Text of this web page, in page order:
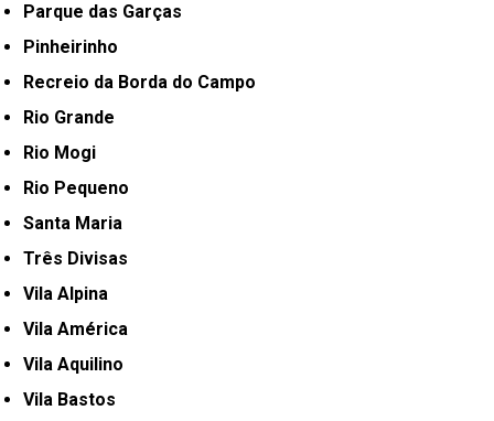
Parque das Garças
Pinheirinho
Recreio da Borda do Campo
Rio Grande
Rio Mogi
Rio Pequeno
Santa Maria
Três Divisas
Vila Alpina
Vila América
Vila Aquilino
Vila Bastos